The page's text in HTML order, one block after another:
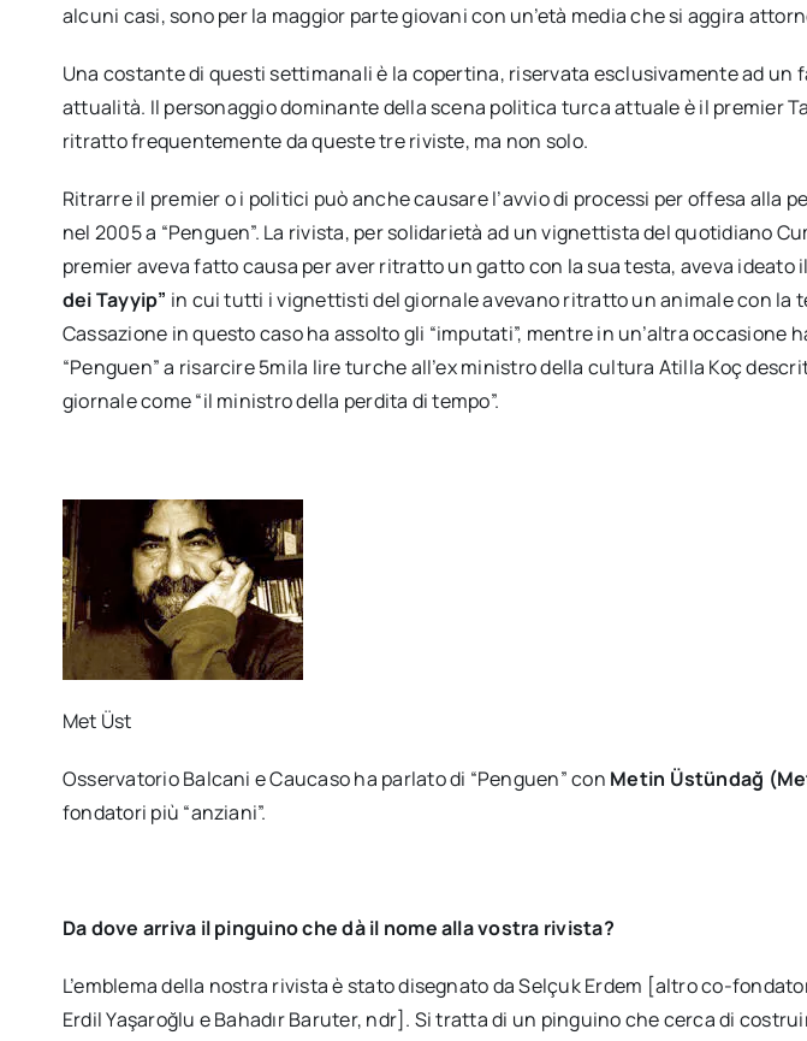
alcuni casi, sono per la maggior parte giovani con un’età media che si aggira
Una costante di questi settimanali è la copertina, riservata esclusivamente ad un
attualità. Il personaggio dominante della scena politica turca attuale è il premier
ritratto frequentemente da queste tre riviste, ma non solo.
Ritrarre il premier o i politici può anche causare l’avvio di processi per offesa alla
nel 2005 a “Penguen”. La rivista, per solidarietà ad un vignettista del quotidiano
premier aveva fatto causa per aver ritratto un gatto con la sua testa, aveva ideato
dei Tayyip” in cui tutti i vignettisti del giornale avevano ritratto un animale con la
Cassazione in questo caso ha assolto gli “imputati”, mentre in un’altra occasione
“Penguen” a risarcire 5mila lire turche all’ex ministro della cultura Atilla Koç
giornale come “il ministro della perdita di tempo”.
Met Üst
Osservatorio Balcani e Caucaso ha parlato di “Penguen” con Metin Üstündağ
fondatori più “anziani”.
Da dove arriva il pinguino che dà il nome alla vostra rivista?
L’emblema della nostra rivista è stato disegnato da Selçuk Erdem [altro co-
Erdil Yaşaroğlu e Bahadır Baruter, ndr]. Si tratta di un pinguino che cerca di